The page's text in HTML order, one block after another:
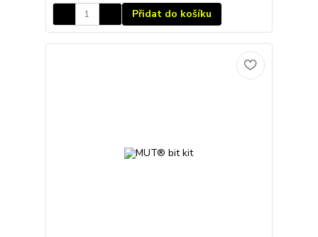
Přidat do košíku